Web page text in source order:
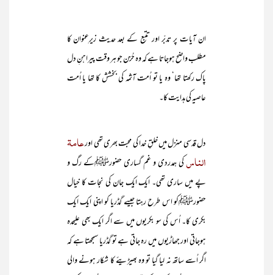
ان آیات پر تدبّر اور تتبع کے بعد حدیث زیرِعنوان کا
مطلب واضح ہوجاتا ہے کہ وہ حُزن جو ہر وقت پیراہنِ دل
پاک رکھتا تھا‘ وہ یا تو اُمت آثمہ کی بخشش کا تھا یا اُمت
عاصیہ کی ہدایت کا۔
دل قدسی منزل میں خلقِ خدا کی محبت بھری تھی اورعامۃ
الناسکی ہمدردی و غم گساری حضورﷺکے رگ و
پے میں ساری تھی۔ ایک ایک جان کی نجات کا خیال
حضورﷺکو اس طرح رہتا جیسے گڈریا کو اپنی ایک ایک
بکری کا۔ اُس کی سو بکریوں میں سے اگر ایک بھی علیحدہ
ہوجاتی اور جھاڑیوں میں رہ جاتی ہے تو گڈریا سمجھتا ہے کہ
اگر اُسے ساتھ نہ لیا گیا تو وہ بھیڑیئے کا شکار ہونے والی